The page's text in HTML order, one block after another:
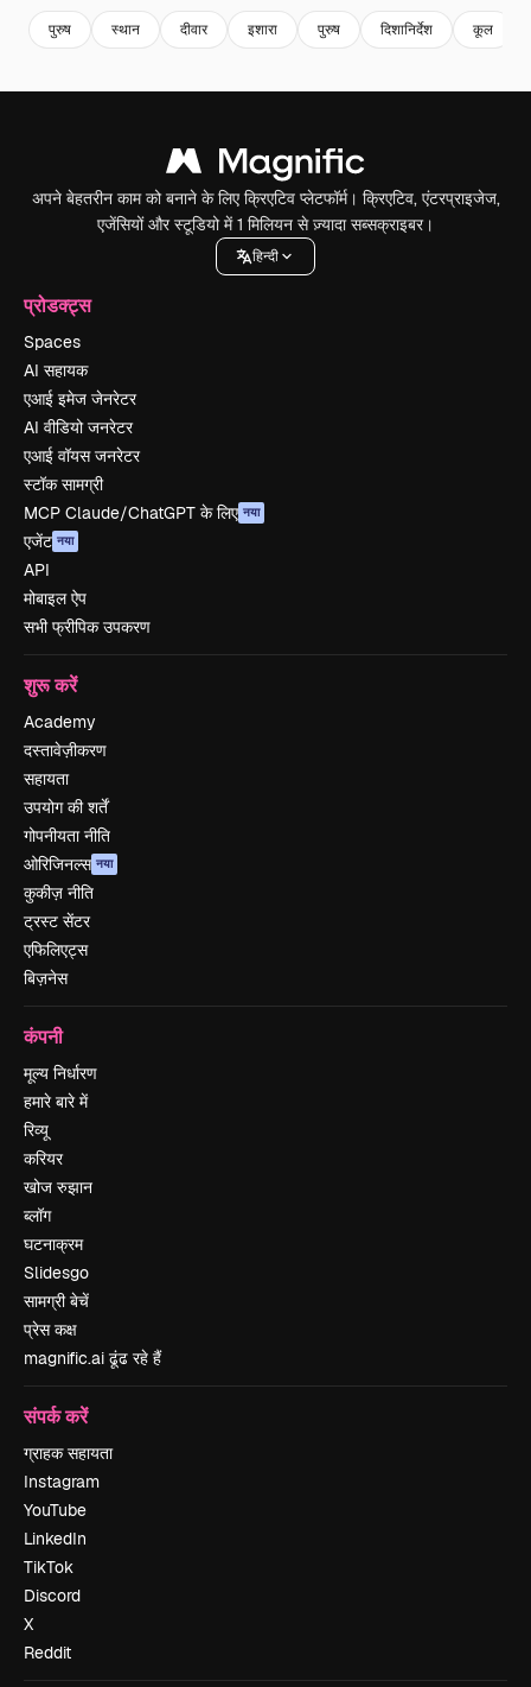
पुरुष स्थान दीवार इशारा पुरुष दिशानिर्देश कूल
अपने बेहतरीन काम को बनाने के लिए क्रिएटिव प्लेटफॉर्म। क्रिएटिव, एंटरप्राइजेज,
एजेंसियों और स्टूडियो में 1 मिलियन से ज़्यादा सब्सक्राइबर।
हिन्दी
प्रोडक्ट्स
Spaces
AI सहायक
एआई इमेज जेनरेटर
AI वीडियो जनरेटर
एआई वॉयस जनरेटर
स्टॉक सामग्री
MCP Claude/ChatGPT के लिए नया
एजेंट नया
API
मोबाइल ऐप
सभी फ्रीपिक उपकरण
शुरू करें
Academy
दस्तावेज़ीकरण
सहायता
उपयोग की शर्तें
गोपनीयता नीति
ओरिजिनल्स नया
कुकीज़ नीति
ट्रस्ट सेंटर
एफिलिएट्स
बिज़नेस
कंपनी
मूल्य निर्धारण
हमारे बारे में
रिव्यू
करियर
खोज रुझान
ब्लॉग
घटनाक्रम
Slidesgo
सामग्री बेचें
प्रेस कक्ष
magnific.ai ढूंढ रहे हैं
संपर्क करें
ग्राहक सहायता
Instagram
YouTube
LinkedIn
TikTok
Discord
X
Reddit